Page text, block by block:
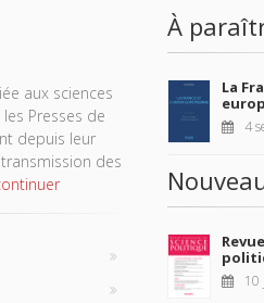
aux sciences
Presses de
depuis leur
des
À
La
4
10